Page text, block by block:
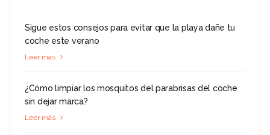
Sigue estos consejos para evitar que la playa dañe tu
coche este verano
Leer más
¿Cómo limpiar los mosquitos del parabrisas del coche
sin dejar marca?
Leer más